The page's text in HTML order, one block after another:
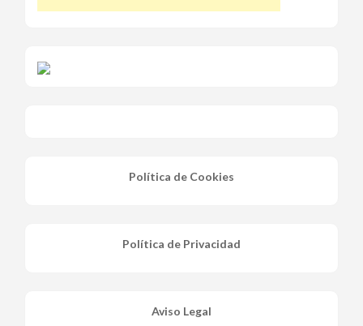
Política de Cookies
Política de Privacidad
Aviso Legal